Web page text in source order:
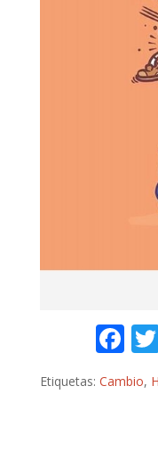
F
ac
e
Etiquetas: Cambio,